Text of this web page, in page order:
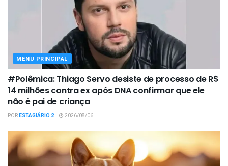
MENU PRINCIPAL
#Polêmica: Thiago Servo desiste de processo de R$
14 milhões contra ex após DNA confirmar que ele
não é pai de criança
PORESTAGIÁRIO 2 2026/08/06